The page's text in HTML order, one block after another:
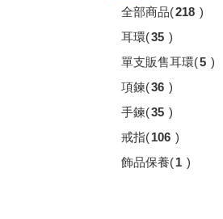
全部商品(218 )
耳環(35 )
單支販售耳環(5 )
項鍊(36 )
手鍊(35 )
戒指(106 )
飾品保養(1 )